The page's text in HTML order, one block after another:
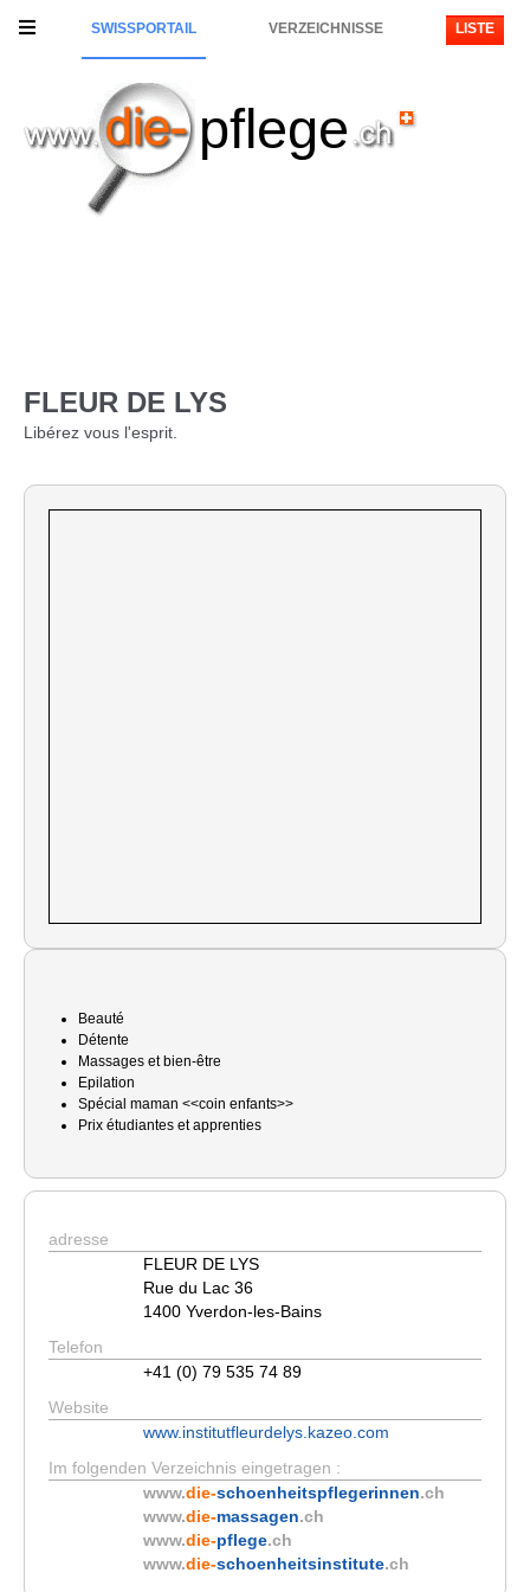
SWISSPORTAIL VERZEICHNISSE LISTE
pflege
FLEUR DE LYS
Libérez vous l'esprit.
Beauté
Détente
Massages et bien-être
Epilation
Spécial maman <<coin enfants>>
Prix étudiantes et apprenties
adresse
FLEUR DE LYS
Rue du Lac 36
1400 Yverdon-les-Bains
Telefon
+41 (0) 79 535 74 89
Website
www.institutfleurdelys.kazeo.com
Im folgenden Verzeichnis eingetragen :
www.die-schoenheitspflegerinnen.ch
www.die-massagen.ch
www.die-pflege.ch
www.die-schoenheitsinstitute.ch